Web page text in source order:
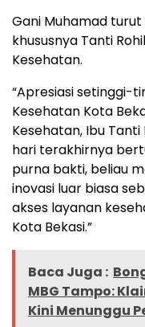
Gani Muhamad
khususnya Tanti
Kesehatan.
“Apresiasi setinggi-
Kesehatan Kota
Kesehatan, Ibu
hari terakhirnya
purna bakti, beliau
inovasi luar biasa
akses layanan
Kota Bekasi.”
Baca Juga :
MBG Tampo:
Kini Menunggu